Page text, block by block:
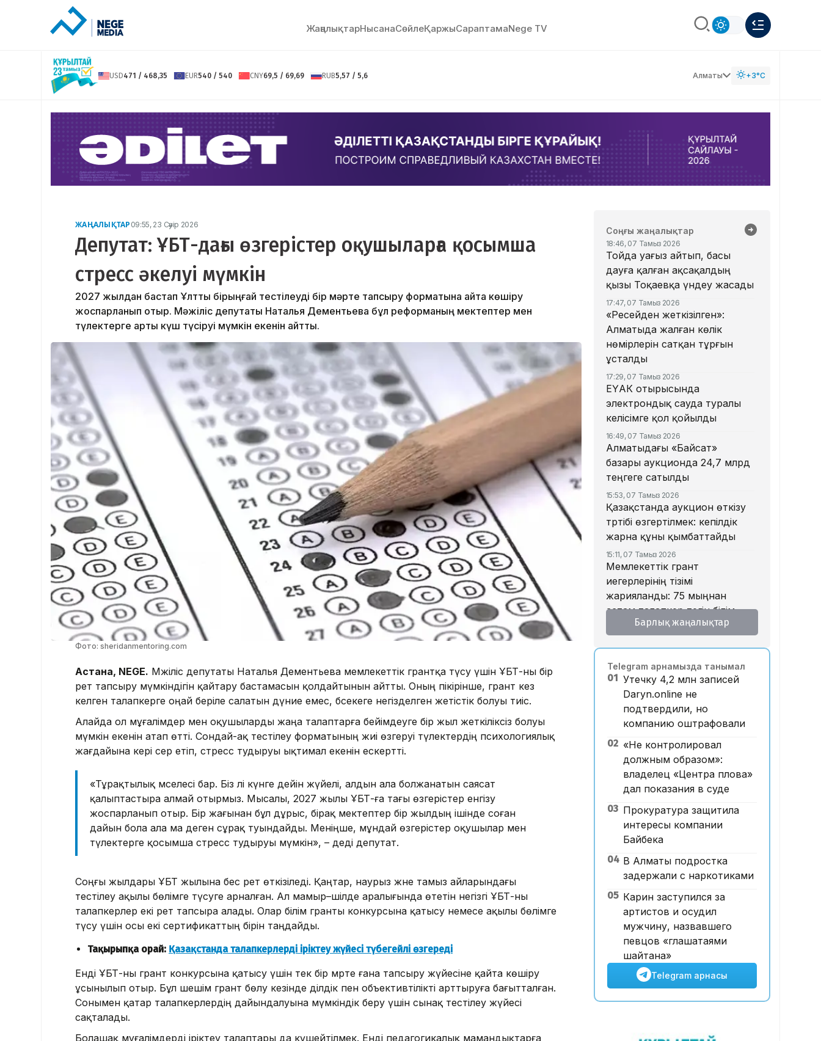
ЖаңалықтарНысанаСөйлeҚаржыСараптамаNege TV
USD471 / 468,35 EUR540 / 540 CNY69,5 / 69,69 RUB5,57 / 5,6 Алматы +3°C
ЖАҢАЛЫҚТАР 09:55, 23 Сәуір 2026
Депутат: ҰБТ-дағы өзгерістер оқушыларға қосымша
стресс әкелуі мүмкін
2027 жылдан бастап Ұлттық бірыңғай тестілеуді бір мәрте тапсыру форматына қайта көшіру
жоспарланып отыр. Мәжіліс депутаты Наталья Дементьева бұл реформаның мектептер мен
түлектерге артық күш түсіруі мүмкін екенін айтты.
Фото: sheridanmentoring.com
Астана, NEGE. Мәжіліс депутаты Наталья Дементьева мемлекеттік грантқа түсу үшін ҰБТ-ны бір
рет тапсыру мүмкіндігін қайтару бастамасын қолдайтынын айтты. Оның пікірінше, грант кез
келген талапкерге оңай беріле салатын дүние емес, бәсекеге негізделген жетістік болуы тиіс.
Алайда ол мұғалімдер мен оқушыларды жаңа талаптарға бейімдеуге бір жыл жеткіліксіз болуы
мүмкін екенін атап өтті. Сондай-ақ тестілеу форматының жиі өзгеруі түлектердің психологиялық
жағдайына кері әсер етіп, стресс тудыруы ықтимал екенін ескертті.
«Тұрақтылық мәселесі бар. Біз әлі күнге дейін жүйелі, алдын ала болжанатын саясат
қалыптастыра алмай отырмыз. Мысалы, 2027 жылы ҰБТ-ға тағы өзгерістер енгізу
жоспарланып отыр. Бір жағынан бұл дұрыс, бірақ мектептер бір жылдың ішінде соған
дайын бола ала ма деген сұрақ туындайды. Меніңше, мұндай өзгерістер оқушылар мен
түлектерге қосымша стресс тудыруы мүмкін», – деді депутат.
Соңғы жылдары ҰБТ жылына бес рет өткізіледі. Қаңтар, наурыз және тамыз айларындағы
тестілеу ақылы бөлімге түсуге арналған. Ал мамыр–шілде аралығында өтетін негізгі ҰБТ-ны
талапкерлер екі рет тапсыра алады. Олар білім гранты конкурсына қатысу немесе ақылы бөлімге
түсу үшін осы екі сертификаттың бірін таңдайды.
Тақырыпқа орай: Қазақстанда талапкерлерді іріктеу жүйесі түбегейлі өзгереді
Енді ҰБТ-ны грант конкурсына қатысу үшін тек бір мәрте ғана тапсыру жүйесіне қайта көшіру
ұсынылып отыр. Бұл шешім грант бөлу кезінде әділдік пен объективтілікті арттыруға бағытталған.
Сонымен қатар талапкерлердің дайындалуына мүмкіндік беру үшін сынақ тестілеу жүйесі
сақталады.
Болашақ мұғалімдерді іріктеу талаптары да күшейтілмек. Енді педагогикалық мамандықтарға
Соңғы жаңалықтар
18:46, 07 Тамыз 2026
Тойда уағыз айтып, басы
дауға қалған ақсақалдың
қызы Тоқаевқа үндеу жасады
17:47, 07 Тамыз 2026
«Ресейден жеткізілген»:
Алматыда жалған көлік
нөмірлерін сатқан тұрғын
ұсталды
17:29, 07 Тамыз 2026
ЕҮАК отырысында
электрондық сауда туралы
келісімге қол қойылды
16:49, 07 Тамыз 2026
Алматыдағы «Байсат»
базары аукционда 24,7 млрд
теңгеге сатылды
15:53, 07 Тамыз 2026
Қазақстанда аукцион өткізу
тәртібі өзгертілмек: кепілдік
жарна құны қымбаттайды
15:11, 07 Тамыз 2026
Мемлекеттік грант
иегерлерінің тізімі
жарияланды: 75 мыңнан
астам талапкер тегін білім
алады
қарқынының баяулауы
қолдап отыр – сарапшылар
13:30, 07 Тамыз 2026
Фельдшер Ұлдана
Мырзуанның қазасына
қатысты іс сотқа жолданды
12:59, 07 Тамыз 2026
Абай облысы аумағындағы
орманды өрттен қорғауға 3
млрд теңгеден астам қаржы
бөлінді
12:00, 07 Тамыз 2026
Грекия мен Арменияның
бұрынғы бас бапкері
басқаруы мүмкін
Барлық жаңалықтар
Telegram арнамызда танымал
01 Утечку 4,2 млн записей
Daryn.online не
подтвердили, но
компанию оштрафовали
02 «Не контролировал
должным образом»:
владелец «Центра плова»
дал показания в суде
03 Прокуратура защитила
интересы компании
Байбека
04 В Алматы подростка
задержали с наркотиками
05 Карин заступился за
артистов и осудил
мужчину, назвавшего
певцов «глашатаями
шайтана»
Telegram арнасы